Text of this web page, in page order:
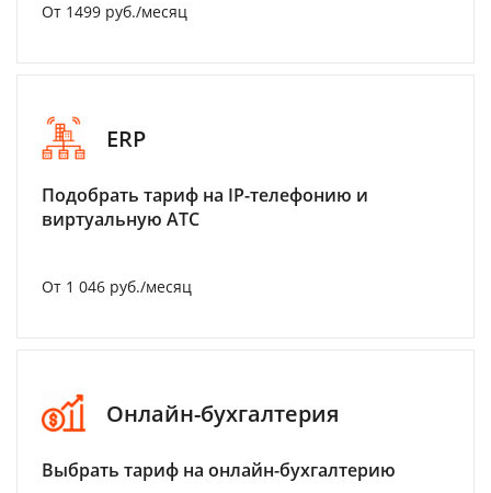
От 1499 руб./месяц
ERP
Подобрать тариф на IP-телефонию и
виртуальную АТС
От 1 046 руб./месяц
Онлайн-бухгалтерия
Выбрать тариф на онлайн-бухгалтерию